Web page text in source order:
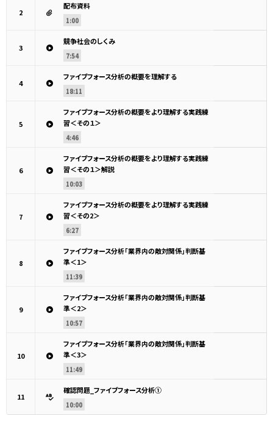
2
配布資料
1:00
3
競争社会のしくみ
7:54
4
ファイブフォース分析の概要を理解する
18:11
5
ファイブフォース分析の概要をより理解する実践練
習＜その１＞
4:46
6
ファイブフォース分析の概要をより理解する実践練
習＜その１＞解説
10:03
7
ファイブフォース分析の概要をより理解する実践練
習＜その2＞
6:27
8
ファイブフォース分析「業界内の敵対関係」判断基
準＜1＞
11:39
9
ファイブフォース分析「業界内の敵対関係」判断基
準＜2＞
10:57
10
ファイブフォース分析「業界内の敵対関係」判断基
準＜3＞
11:49
11
確認問題_ファイブフォース分析①
10:00